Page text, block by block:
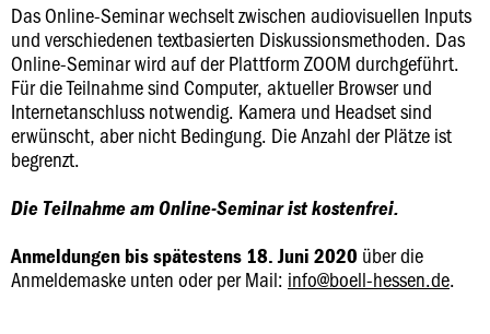
Das Online-Seminar wechselt zwischen audiovisuellen Inputs
und verschiedenen textbasierten Diskussionsmethoden. Das
Online-Seminar wird auf der Plattform ZOOM durchgeführt.
Für die Teilnahme sind Computer, aktueller Browser und
Internetanschluss notwendig. Kamera und Headset sind
erwünscht, aber nicht Bedingung. Die Anzahl der Plätze ist
begrenzt.
Die Teilnahme am Online-Seminar ist kostenfrei.
Anmeldungen bis spätestens 18. Juni 2020 über die
Anmeldemaske unten oder per Mail: info@boell-hessen.de.